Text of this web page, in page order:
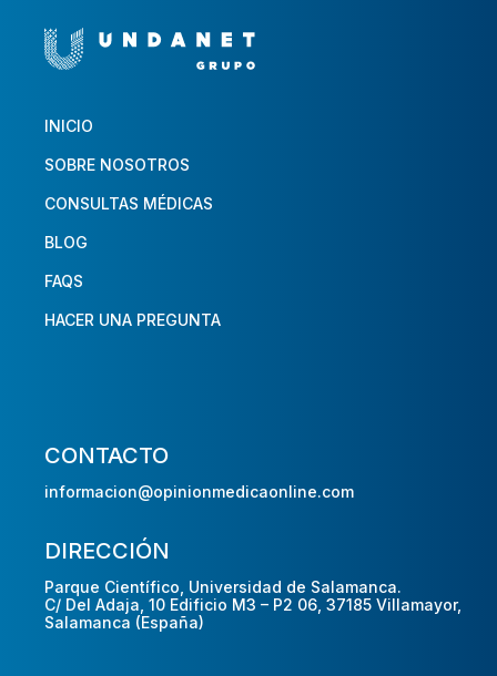
INICIO
SOBRE NOSOTROS
CONSULTAS MÉDICAS
BLOG
FAQS
HACER UNA PREGUNTA
CONTACTO
informacion@opinionmedicaonline.com
DIRECCIÓN
Parque Científico, Universidad de Salamanca.
C/ Del Adaja, 10 Edificio M3 – P2 06, 37185 Villamayor,
Salamanca (España)